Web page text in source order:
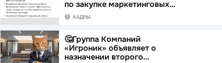
по закупке маркетинговых…
КАДРЫ
🤔Группа Компаний
«Игроник» объявляет о
назначении второго…